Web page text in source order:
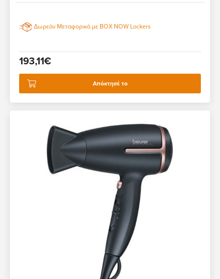
Δωρεάν Μεταφορικά με BOX NOW Lockers
193,11€
Απόκτησέ το